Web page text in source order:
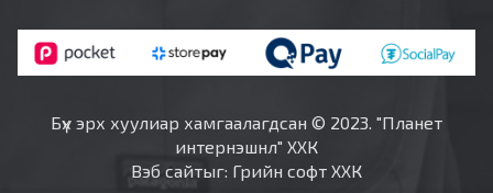
Бүх эрх хуулиар хамгаалагдсан © 2023. "Планет
интернэшнл" ХХК
Вэб сайтыг: Грийн софт ХХК